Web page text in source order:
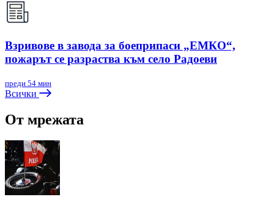
Взривове в завода за боеприпаси „ЕМКО“,
пожарът се разраства към село Радоеви
преди 54 мин
Всички
От мрежата